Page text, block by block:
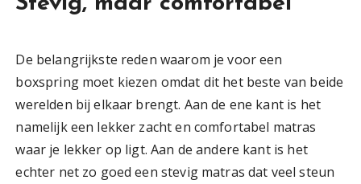
De belangrijkste reden waarom je voor een
boxspring moet kiezen omdat dit het beste van beide
werelden bij elkaar brengt. Aan de ene kant is het
namelijk een lekker zacht en comfortabel matras
waar je lekker op ligt. Aan de andere kant is het
echter net zo goed een stevig matras dat veel steun